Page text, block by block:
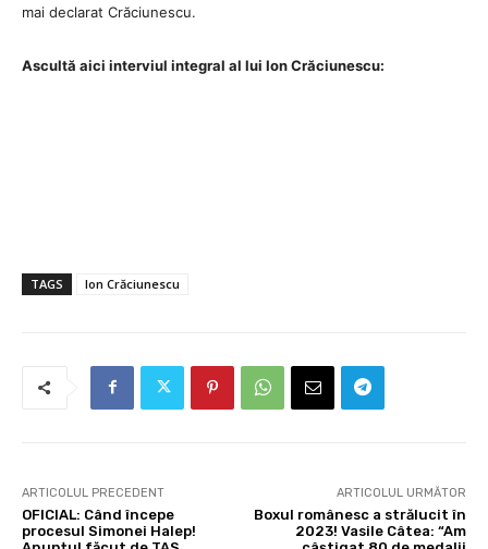
mai declarat Crăciunescu.
Ascultă aici interviul integral al lui Ion Crăciunescu:
TAGS Ion Crăciunescu
ARTICOLUL PRECEDENT
OFICIAL: Când începe
procesul Simonei Halep!
ARTICOLUL URMĂTOR
Boxul românesc a strălucit în
2023! Vasile Câtea: “Am